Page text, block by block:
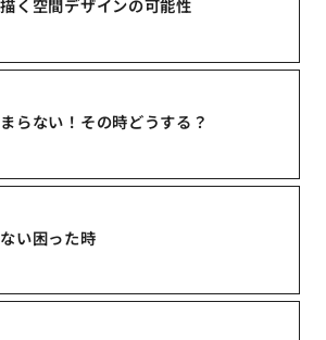
く空間デザインの可能性
らない！その時どうする？
い困った時